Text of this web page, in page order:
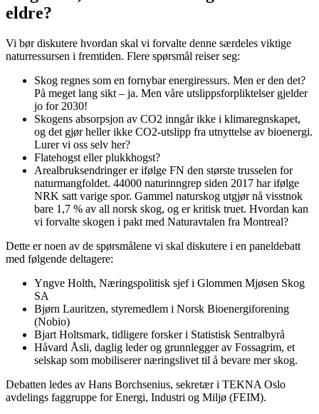
eldre?
Vi bør diskutere hvordan skal vi forvalte denne særdeles viktige
naturressursen i fremtiden. Flere spørsmål reiser seg:
Skog regnes som en fornybar energiressurs. Men er den det?
På meget lang sikt – ja. Men våre utslippsforpliktelser gjelder
jo for 2030!
Skogens absorpsjon av CO2 inngår ikke i klimaregnskapet,
og det gjør heller ikke CO2-utslipp fra utnyttelse av bioenergi.
Lurer vi oss selv her?
Flatehogst eller plukkhogst?
Arealbruksendringer er ifølge FN den største trusselen for
naturmangfoldet. 44000 naturinngrep siden 2017 har ifølge
NRK satt varige spor. Gammel naturskog utgjør nå visstnok
bare 1,7 % av all norsk skog, og er kritisk truet. Hvordan kan
vi forvalte skogen i pakt med Naturavtalen fra Montreal?
Dette er noen av de spørsmålene vi skal diskutere i en paneldebatt
med følgende deltagere:
Yngve Holth, Næringspolitisk sjef i Glommen Mjøsen Skog
SA
Bjørn Lauritzen, styremedlem i Norsk Bioenergiforening
(Nobio)
Bjart Holtsmark, tidligere forsker i Statistisk Sentralbyrå
Håvard Åsli, daglig leder og grunnlegger av Fossagrim, et
selskap som mobiliserer næringslivet til å bevare mer skog.
Debatten ledes av Hans Borchsenius, sekretær i TEKNA Oslo
avdelings faggruppe for Energi, Industri og Miljø (FEIM).